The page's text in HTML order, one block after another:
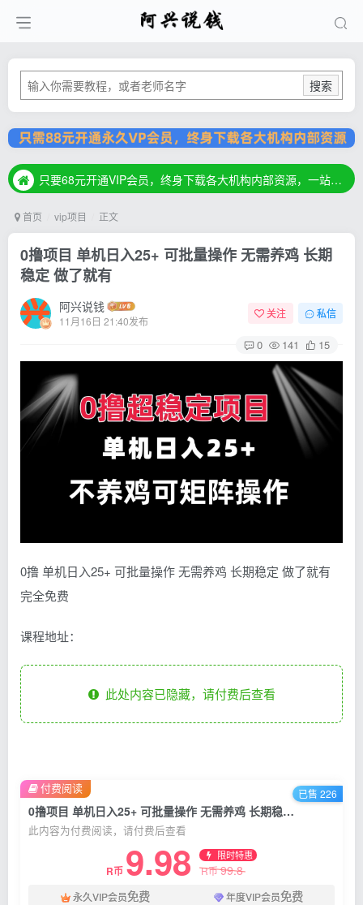
搜索
只要68元开通VIP会员，终身下载各大机构内部资源，一站式草根创业基地，最新最强网赚教程大全，小投入，大回报！
只要68元开通VIP会员，终身下载各大机构内部资源，一站式草根创业基地，最新最强网赚教程大全，小投入，大回报！
首页 vip项目 正文
0撸项目 单机日入25+ 可批量操作 无需养鸡 长期
稳定 做了就有
阿兴说钱
11月16日 21:40发布
关注 私信
0 141 15
0撸 单机日入25+ 可批量操作 无需养鸡 长期稳定 做了就有
完全免费
课程地址：
此处内容已隐藏，请付费后查看
0撸项目 单机日入25+ 可批量操作 无需养鸡 长期稳定 做了就有
此内容为付费阅读，请付费后查看
R币 9.98 限时特惠
R币99.8
永久VIP会员免费 年度VIP会员免费
付费阅读 已售 226